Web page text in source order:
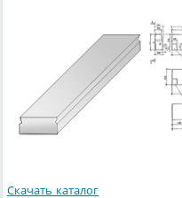
Скачать каталог